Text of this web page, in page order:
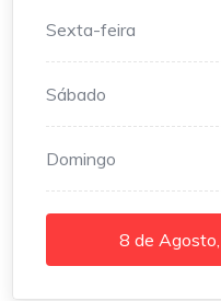
Sexta-feira
Sábado
Domingo
8 de